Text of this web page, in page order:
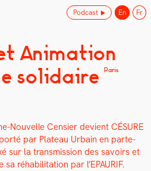
disponibles
Animation
solidaire
Paris
Nou­velle Cen­si­er devient CÉSURE
par Plateau Urbain en parte­
sur la trans­mis­sion des savoirs et
réha­bil­i­ta­tion par l’EPAURIF.
Podcast En Fr